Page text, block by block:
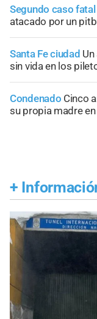
Segundo caso fatal
atacado por un
Santa Fe ciudad
sin vida en los
Condenado Cinco
su propia madre
+